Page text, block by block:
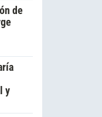
de
y